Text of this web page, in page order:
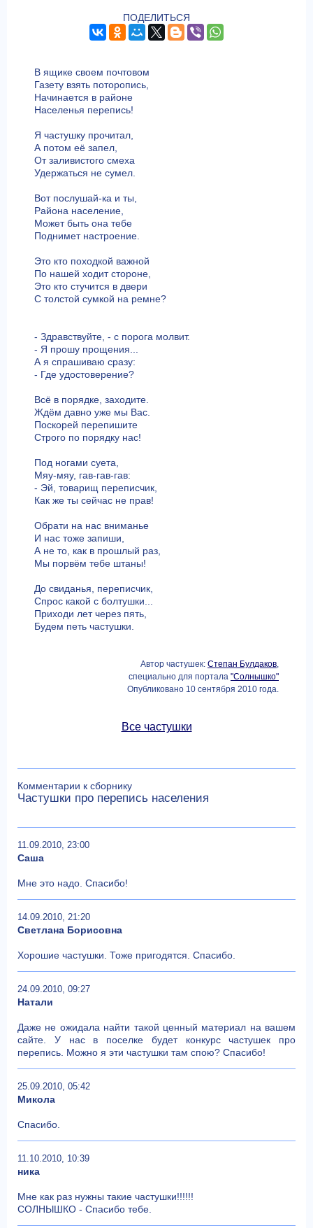
ПОДЕЛИТЬСЯ
В ящике своем почтовом
Газету взять поторопись,
Начинается в районе
Населенья перепись!
Я частушку прочитал,
А потом её запел,
От заливистого смеха
Удержаться не сумел.
Вот послушай-ка и ты,
Района население,
Может быть она тебе
Поднимет настроение.
Это кто походкой важной
По нашей ходит стороне,
Это кто стучится в двери
С толстой сумкой на ремне?
- Здравствуйте, - с порога молвит.
- Я прошу прощения...
А я спрашиваю сразу:
- Где удостоверение?
Всё в порядке, заходите.
Ждём давно уже мы Вас.
Поскорей перепишите
Строго по порядку нас!
Под ногами суета,
Мяу-мяу, гав-гав-гав:
- Эй, товарищ переписчик,
Как же ты сейчас не прав!
Обрати на нас вниманье
И нас тоже запиши,
А не то, как в прошлый раз,
Мы порвём тебе штаны!
До свиданья, переписчик,
Спрос какой с болтушки...
Приходи лет через пять,
Будем петь частушки.
Автор частушек: Степан Булдаков,
специально для портала "Солнышко"
Опубликовано 10 сентября 2010 года.
Все частушки
Комментарии к сборнику
Частушки про перепись населения
11.09.2010, 23:00
Саша
Мне это надо. Спасибо!
14.09.2010, 21:20
Светлана Борисовна
Хорошие частушки. Тоже пригодятся. Спасибо.
24.09.2010, 09:27
Натали
Даже не ожидала найти такой ценный материал на вашем
сайте. У нас в поселке будет конкурс частушек про
перепись. Можно я эти частушки там спою? Спасибо!
25.09.2010, 05:42
Микола
Спасибо.
11.10.2010, 10:39
ника
Мне как раз нужны такие частушки!!!!!!
СОЛНЫШКО - Спасибо тебе.